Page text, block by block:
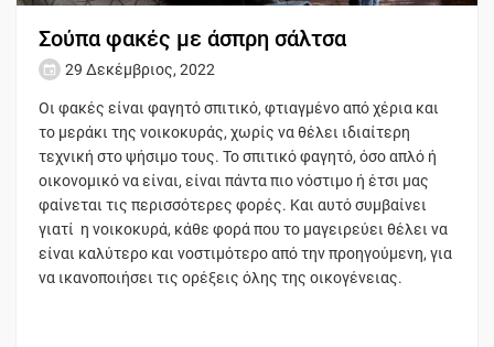
Σούπα φακές με άσπρη σάλτσα
29 Δεκέμβριος, 2022
Οι φακές είναι φαγητό σπιτικό, φτιαγμένο από χέρια και
το μεράκι της νοικοκυράς, χωρίς να θέλει ιδιαίτερη
τεχνική στο ψήσιμο τους. Το σπιτικό φαγητό, όσο απλό ή
οικονομικό να είναι, είναι πάντα πιο νόστιμο ή έτσι μας
φαίνεται τις περισσότερες φορές. Και αυτό συμβαίνει
γιατί η νοικοκυρά, κάθε φορά που το μαγειρεύει θέλει να
είναι καλύτερο και νοστιμότερο από την προηγούμενη, για
να ικανοποιήσει τις ορέξεις όλης της οικογένειας.